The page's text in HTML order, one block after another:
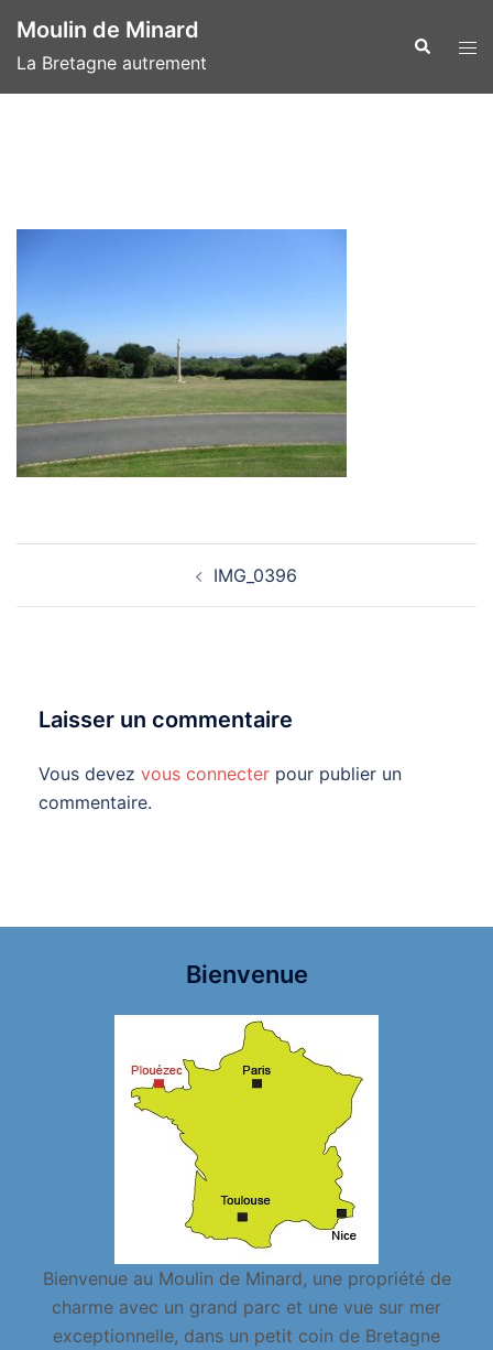
au
contenu
Moulin de Minard
La Bretagne autrement
IMG_0396
Laisser un commentaire
Vous devez vous connecter pour publier un
commentaire.
Bienvenue
Bienvenue au Moulin de Minard, une propriété de
charme avec un grand parc et une vue sur mer
exceptionnelle, dans un petit coin de Bretagne